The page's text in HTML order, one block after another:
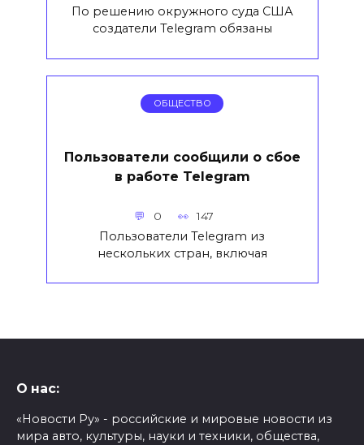
По решению окружного суда США
создатели Telegram обязаны
ОБЩЕСТВО
Пользователи сообщили о сбое
в работе Telegram
0 147
Пользователи Telegram из
нескольких стран, включая
О нас:
«Новости Ру» - российские и мировые новости из
мира авто, культуры, науки и техники, общества,